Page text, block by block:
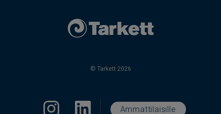
© Tarkett 2026
Ammattilaisille